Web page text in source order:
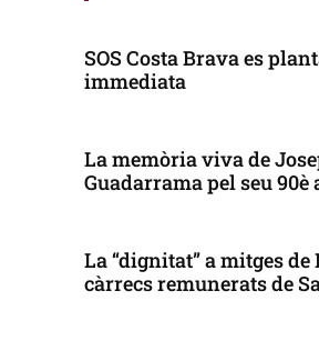
SOS Costa Brava es
immediata
La memòria viva de
Guadarrama pel seu
La “dignitat” a mitges
càrrecs remunerats de